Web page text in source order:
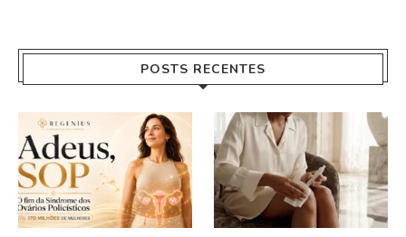
POSTS RECENTES